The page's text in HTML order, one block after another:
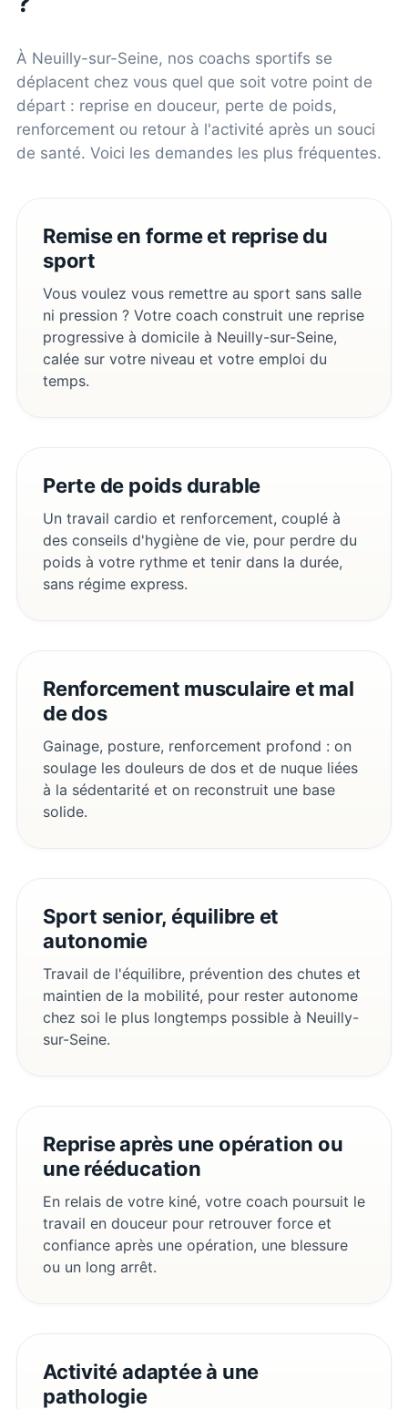
À Neuilly-sur-Seine, nos coachs sportifs se
déplacent chez vous quel que soit votre point de
départ : reprise en douceur, perte de poids,
renforcement ou retour à l'activité après un souci
de santé. Voici les demandes les plus fréquentes.
Remise en forme et reprise du
sport
Vous voulez vous remettre au sport sans salle
ni pression ? Votre coach construit une reprise
progressive à domicile à Neuilly-sur-Seine,
calée sur votre niveau et votre emploi du
temps.
Perte de poids durable
Un travail cardio et renforcement, couplé à
des conseils d'hygiène de vie, pour perdre du
poids à votre rythme et tenir dans la durée,
sans régime express.
Renforcement musculaire et mal
de dos
Gainage, posture, renforcement profond : on
soulage les douleurs de dos et de nuque liées
à la sédentarité et on reconstruit une base
solide.
Sport senior, équilibre et
autonomie
Travail de l'équilibre, prévention des chutes et
maintien de la mobilité, pour rester autonome
chez soi le plus longtemps possible à Neuilly-
sur-Seine.
Reprise après une opération ou
une rééducation
En relais de votre kiné, votre coach poursuit le
travail en douceur pour retrouver force et
confiance après une opération, une blessure
ou un long arrêt.
Activité adaptée à une
pathologie